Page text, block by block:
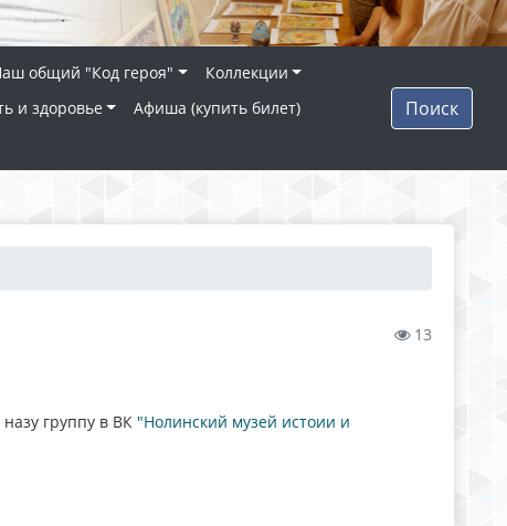
общий "Код героя"
Коллекции
и здоровье
Афиша (купить билет)
Поиск
13
группу в ВК "Нолинский музей истоии и